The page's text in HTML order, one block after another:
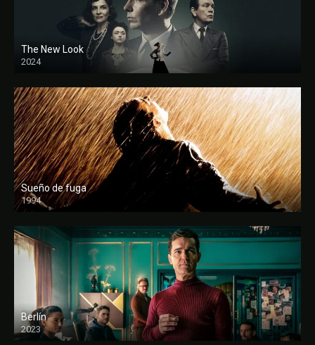
The New Look
2024
Sueño de fuga
1994
FULL HD
Berlín
2023